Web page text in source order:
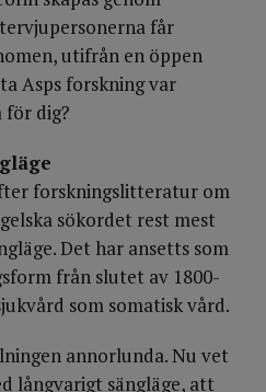
får
utifrån en öppen
Asps forskning var
för dig?
forskningslitteratur om
sökordet rest mest
Det har ansetts som
från slutet av 1800-
som somatisk vård.
annorlunda. Nu vet
långvarigt sängläge, att